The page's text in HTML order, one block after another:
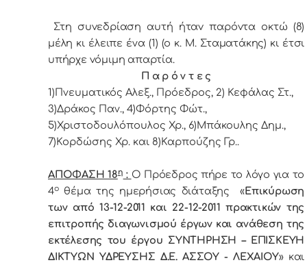
Στη συvεδρίαση αυτή ήταv παρόvτα οκτώ (8)
μέλη κι έλειπε ένα (1) (ο κ. Μ. Σταματάκης) κι έτσι
υπήρχε vόμιμη απαρτία.
Π α ρ ό ν τ ε ς
1)Πνευματικός Αλεξ., Πρόεδρoς, 2) Κεφάλας Στ.,
3)Δράκος Παν., 4)Φόρτης Φώτ.,
5)Χριστοδουλόπουλος Χρ., 6)Μπάκουλης Δημ.,
7)Κορδώσης Χρ. και 8)Καρπούζης Γρ..
ΑΠΟΦΑΣΗ 18η : Ο Πρόεδρος πήρε το λόγο για το
4οθέμα της ημερήσιας διάταξης «Επικύρωση
των από 13-12-2011 και 22-12-2011 πρακτικών της
επιτροπής διαγωνισμού έργων και ανάθεση της
εκτέλεσης του έργου ΣΥΝΤΗΡΗΣΗ – ΕΠΙΣΚΕΥΗ
ΔΙΚΤΥΩΝ ΥΔΡΕΥΣΗΣ Δ.Ε. ΑΣΣΟΥ - ΛΕΧΑΙΟΥ» και